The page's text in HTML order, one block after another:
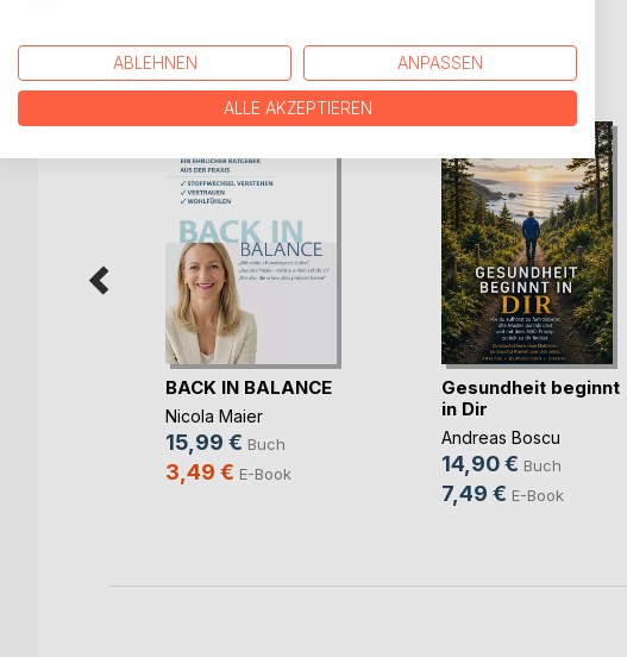
WEITERE TITEL BEIBoD
BACK IN BALANCE
Nicola Maier
15,99 € Buch
3,49 € E-Book
Gesundheit beginnt
in Dir
Andreas Boscu
14,90 € Buch
7,49 € E-Book
ABLEHNEN ANPASSEN
ALLE AKZEPTIEREN